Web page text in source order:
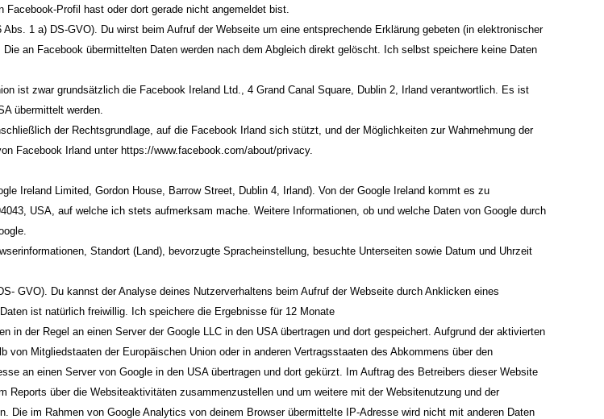
Profil hast oder dort gerade nicht angemeldet bist.
1 a) DS-GVO). Du wirst beim Aufruf der Webseite um eine entsprechende Erklärung gebeten (in elektronischer
an Facebook übermittelten Daten werden nach dem Abgleich direkt gelöscht. Ich selbst speichere keine Daten
ist zwar grundsätzlich die Facebook Ireland Ltd., 4 Grand Canal Square, Dublin 2, Irland verantwortlich. Es ist
übermittelt werden.
der Rechtsgrundlage, auf die Facebook Irland sich stützt, und der Möglichkeiten zur Wahrnehmung der
Facebook Irland unterhttps://www.facebook.com/about/privacy.
Ireland Limited, Gordon House, Barrow Street, Dublin 4, Irland). Von der Google Ireland kommt es zu
USA, auf welche ich stets aufmerksam mache. Weitere Informationen, ob und welche Daten von Google durch
.
Standort (Land), bevorzugte Spracheinstellung, besuchte Unterseiten sowie Datum und Uhrzeit
GVO). Du kannst der Analyse deines Nutzerverhaltens beim Aufruf der Webseite durch Anklicken eines
ist natürlich freiwillig. Ich speichere die Ergebnisse für 12 Monate
in der Regel an einen Server der Google LLC in den USA übertragen und dort gespeichert. Aufgrund der aktivierten
Mitgliedstaaten der Europäischen Union oder in anderen Vertragsstaaten des Abkommens über den
an einen Server von Google in den USA übertragen und dort gekürzt. Im Auftrag des Betreibers dieser Website
über die Websiteaktivitäten zusammenzustellen und um weitere mit der Websitenutzung und der
Die im Rahmen von Google Analytics von deinem Browser übermittelte IP-Adresse wird nicht mit anderen Daten